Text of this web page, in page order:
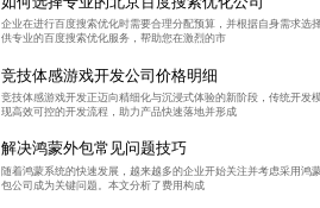
企业在进行百度搜索优化时需要合理分配预算，并根据自身需求
供专业的百度搜索优化服务，帮助您在激烈的市
竞技体感游戏开发公司价格明细
竞技体感游戏开发正迈向精细化与沉浸式体验的新阶段，传统开
现高效可控的开发流程，助力产品快速落地并形成
解决鸿蒙外包常见问题技巧
随着鸿蒙系统的快速发展，越来越多的企业开始关注并考虑采用
包公司成为关键问题。本文分析了费用构成